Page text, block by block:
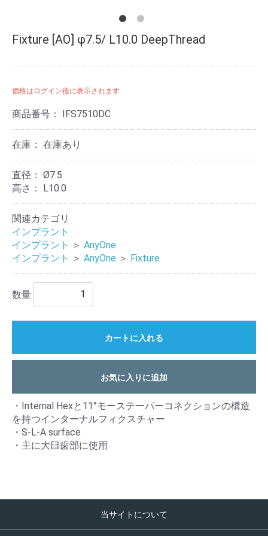
Fixture [AO] φ7.5/ L10.0 DeepThread
価格はログイン後に表示されます
商品番号： IFS7510DC
在庫： 在庫あり
直径： Ø7.5
高さ： L10.0
関連カテゴリ
インプラント
インプラント
＞ AnyOne
インプラント
＞ AnyOne ＞ Fixture
数量
カートに入れる
お気に入りに追加
・Internal Hexと11°モーステーパーコネクションの構造
を持つインターナルフィクスチャー
・S-L-A surface
・主に大臼歯部に使用
当サイトについて